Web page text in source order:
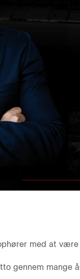
med at være
gennem mange